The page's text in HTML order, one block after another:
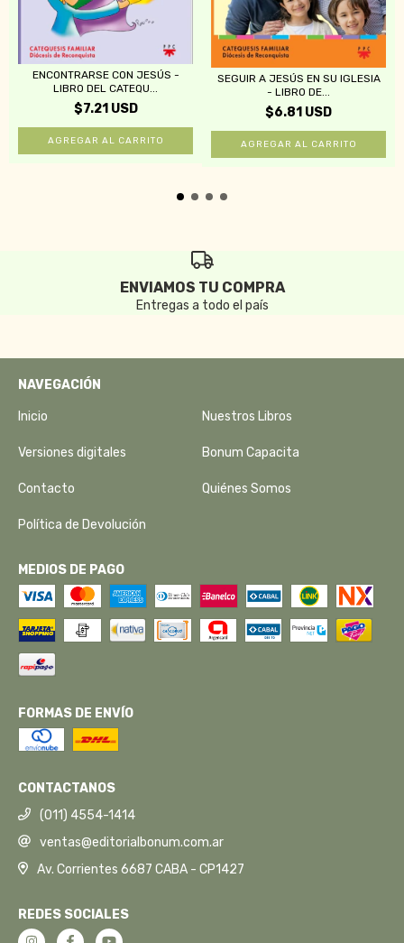
ENCONTRARSE CON JESÚS -
LIBRO DEL CATEQU...
$7.21 USD
SEGUIR A JESÚS EN SU IGLESIA
- LIBRO DE...
$6.81 USD
ENVIAMOS TU COMPRA
Entregas a todo el país
NAVEGACIÓN
Inicio Nuestros Libros
Versiones digitales Bonum Capacita
Contacto Quiénes Somos
Política de Devolución
MEDIOS DE PAGO
FORMAS DE ENVÍO
CONTACTANOS
(011) 4554-1414
ventas@editorialbonum.com.ar
Av. Corrientes 6687 CABA - CP1427
REDES SOCIALES